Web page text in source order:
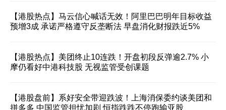
【港股热点】马云信心喊话无效！阿里巴巴明年目标收益
预增3成 承诺严格遵守反垄断法 早盘消化财报跌近5%
【港股热点】美团终止10连跌！开盘初段反弹逾2.7% 小
摩仍看好中港科技股 无视监管受创课题
【港股盘前】系好安全带迎跌波！上海消保委约谈美团和
拼多多 中国监管担忧加剧 恒指跌跌不停跑输亚股